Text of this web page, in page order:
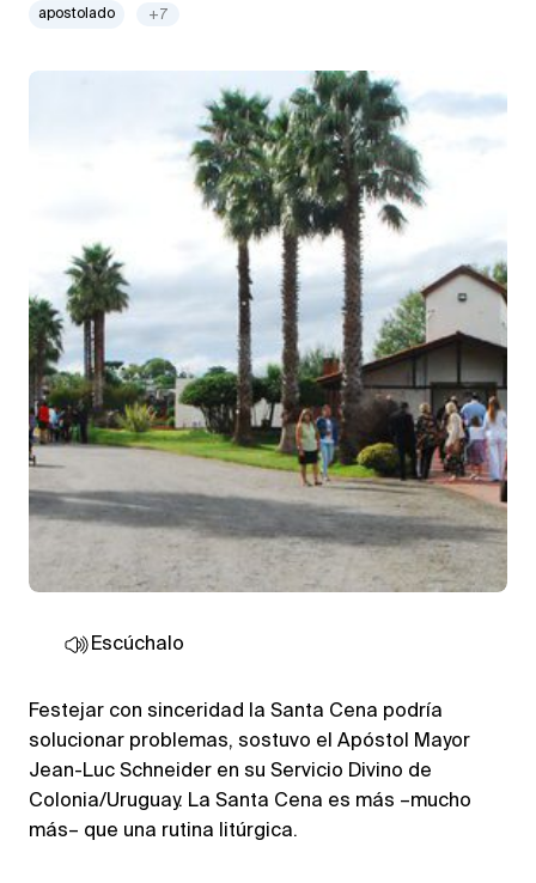
apostolado +7
Escúchalo
Festejar con sinceridad la Santa Cena podría
solucionar problemas, sostuvo el Apóstol Mayor
Jean-Luc Schneider en su Servicio Divino de
Colonia/Uruguay. La Santa Cena es más –mucho
más– que una rutina litúrgica.